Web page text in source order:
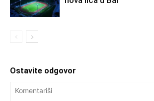
Ostavite odgovor